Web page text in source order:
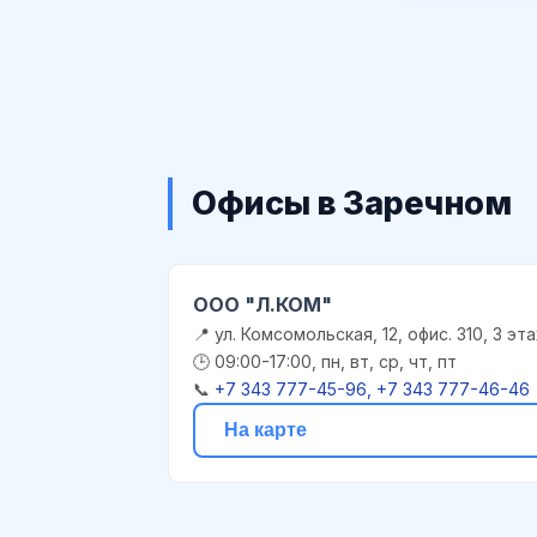
Офисы в Заречном
ООО "Л.КОМ"
📍 ул. Комсомольская, 12, офис. 310, 3
🕒 09:00-17:00, пн, вт, ср, чт, пт
📞 +7 343 777-45-96, +7 343 777-46-46
На карте